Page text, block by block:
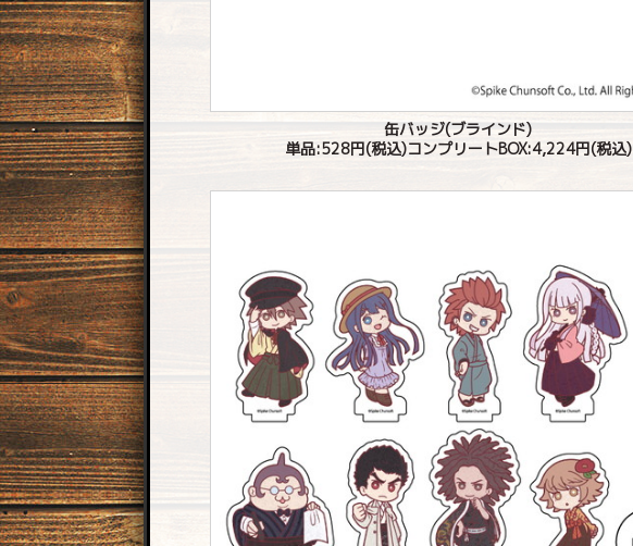
缶バッジ(ブラインド)
単品:528円(税込)コンプリートBOX:4,224円(税込)